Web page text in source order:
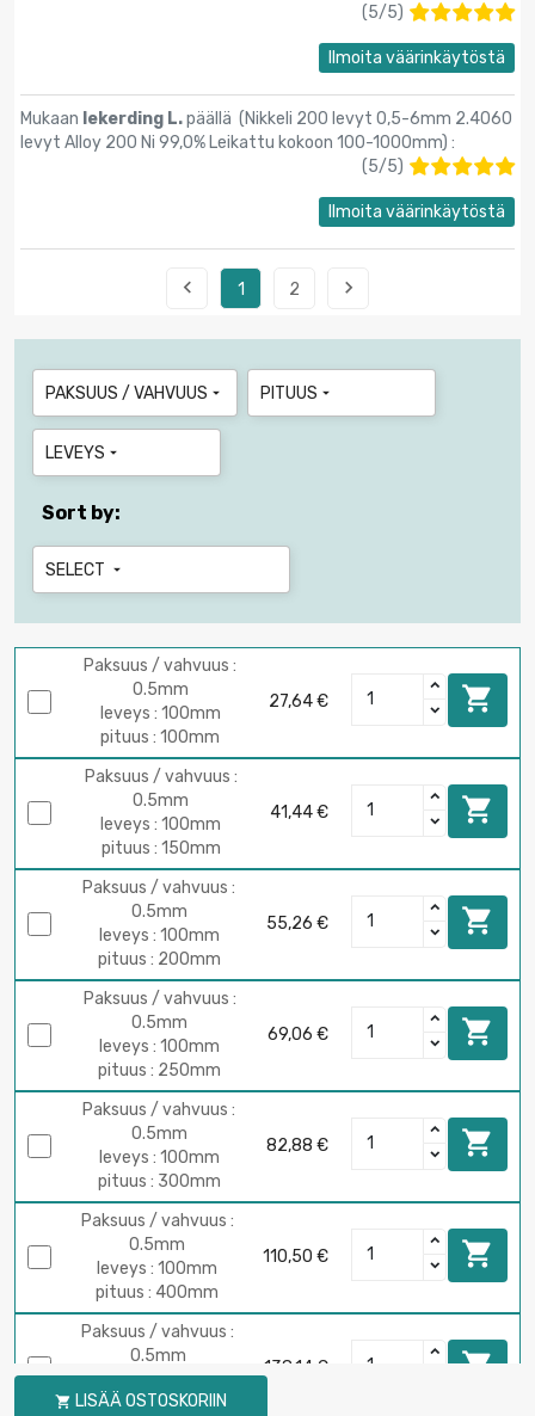
(5/5)
Ilmoita väärinkäytöstä
Mukaan lekerding L.päällä (Nikkeli 200 levyt 0,5-6mm 2.4060
levyt Alloy 200 Ni 99,0% Leikattu kokoon 100-1000mm) :
(5/5)
Ilmoita väärinkäytöstä
 1 2 
PAKSUUS / VAHVUUS  PITUUS 
LEVEYS 
Sort by:
SELECT 
Paksuus / vahvuus :
0.5mm
leveys : 100mm
pituus : 100mm
27,64 € 
Paksuus / vahvuus :
0.5mm
leveys : 100mm
pituus : 150mm
41,44 € 
Paksuus / vahvuus :
0.5mm
leveys : 100mm
pituus : 200mm
55,26 € 
Paksuus / vahvuus :
0.5mm
leveys : 100mm
pituus : 250mm
69,06 € 
Paksuus / vahvuus :
0.5mm
leveys : 100mm
pituus : 300mm
82,88 € 
Paksuus / vahvuus :
0.5mm
leveys : 100mm
pituus : 400mm
110,50 € 
Paksuus / vahvuus :
0.5mm
leveys : 100mm
pituus : 500mm
138,14 € 
 LISÄÄ OSTOSKORIIN